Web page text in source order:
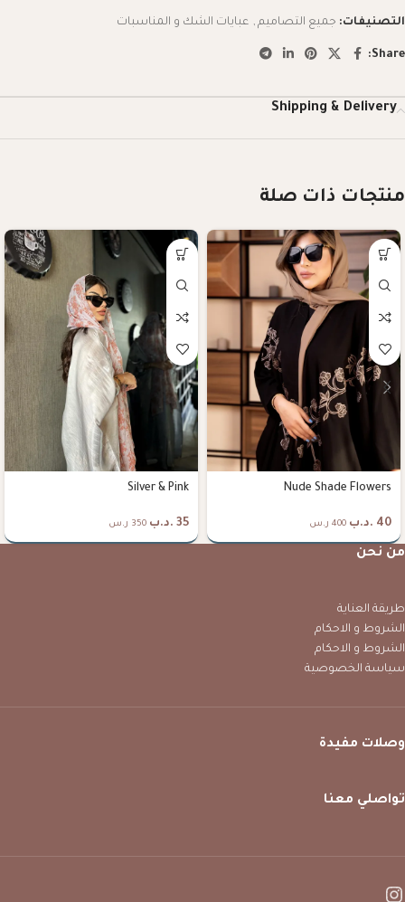
التصنيفات: جميع التصاميم , عبايات الشك و المناسبات
Share:
Shipping & Delivery
منتجات ذات صلة
Nude Shade Flowers
40 .د.ب 400 ر.س
Silver & Pink
35 .د.ب 350 ر.س
من نحن
طريقة العناية
الشروط و الاحكام
الشروط و الاحكام
سياسة الخصوصية
وصلات مفيدة
تواصلي معنا